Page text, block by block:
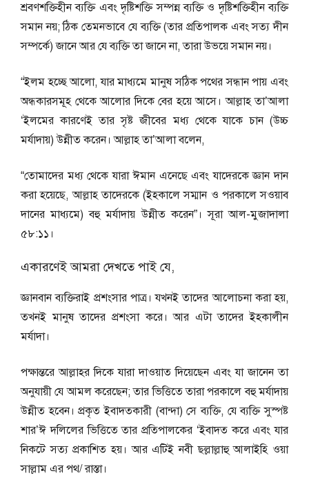
শ্রবণশক্তিহীন ব্যক্তি এবং দৃষ্টিশক্তি সম্পন্ন ব্যক্তি ও দৃষ্টিশক্তিহীন ব্যক্তি
সমান নয়; ঠিক তেমনভাবে যে ব্যক্তি (তার প্রতিপালক এবং সত্য দীন
সম্পর্কে) জানে আর যে ব্যক্তি তা জানে না, তারা উভয়ে সমান নয়।
“ইলম হচ্ছে আলো, যার মাধ্যমে মানুষ সঠিক পথের সন্ধান পায় এবং
অন্ধকারসমূহ থেকে আলোর দিকে বের হয়ে আসে। আল্লাহ তা’আলা
‘ইলমের কারণেই তার সৃষ্ট জীবের মধ্য থেকে যাকে চান (উচ্চ
মর্যাদায়) উন্নীত করেন। আল্লাহ তা’আলা বলেন,
“তোমাদের মধ্য থেকে যারা ঈমান এনেছে এবং যাদেরকে জ্ঞান দান
করা হয়েছে, আল্লাহ তাদেরকে (ইহকালে সম্মান ও পরকালে সওয়াব
দানের মাধ্যমে) বহু মর্যাদায় উন্নীত করেন”। সূরা আল-মুজাদালা
৫৮:১১।
একারণেই আমরা দেখতে পাই যে,
জ্ঞানবান ব্যক্তিরাই প্রশংসার পাত্র। যখনই তাদের আলোচনা করা হয়,
তখনই মানুষ তাদের প্রশংসা করে। আর এটা তাদের ইহকালীন
মর্যাদা।
পক্ষান্তরে আল্লাহর দিকে যারা দাওয়াত দিয়েছেন এবং যা জানেন তা
অনুযায়ী যে আমল করেছেন; তার ভিত্তিতে তারা পরকালে বহু মর্যাদায়
উন্নীত হবেন। প্রকৃত ইবাদতকারী (বান্দা) সে ব্যক্তি, যে ব্যক্তি সুস্পষ্ট
শার’ঈ দলিলের ভিত্তিতে তার প্রতিপালকের ‘ইবাদত করে এবং যার
নিকটে সত্য প্রকাশিত হয়। আর এটিই নবী ছল্লাল্লাহু আলাইহি ওয়া
সাল্লাম এর পথ/ রাস্তা।